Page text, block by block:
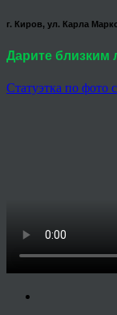
г. Киров, ул. Карла
Дарите близким
Статуэтка по фото